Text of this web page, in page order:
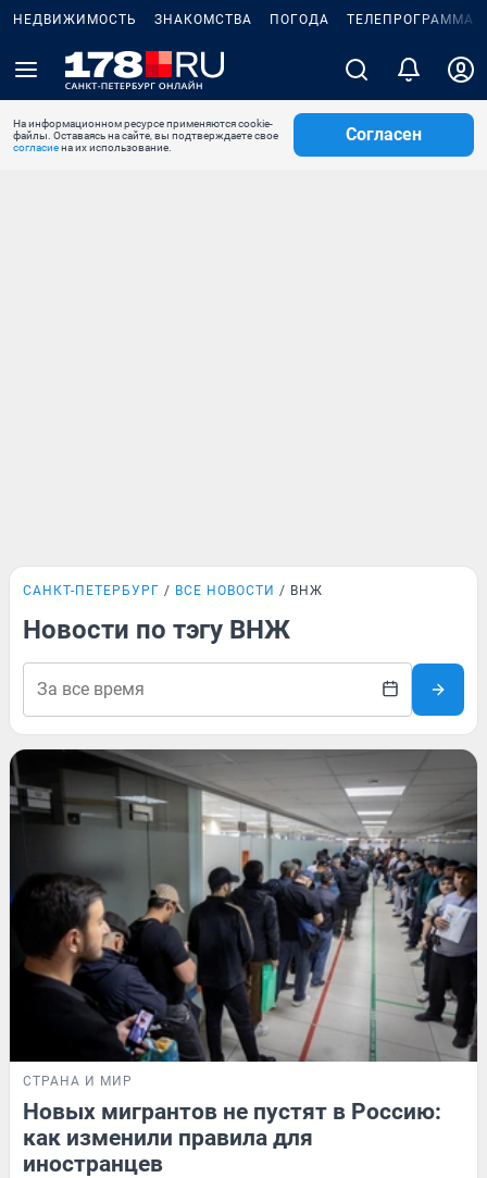
НЕДВИЖИМОСТЬ ЗНАКОМСТВА ПОГОДА ТЕЛЕПРОГРАММА
На информационном ресурсе применяются cookie-
файлы. Оставаясь на сайте, вы подтверждаете свое
согласиена их использование.
Согласен
САНКТ-ПЕТЕРБУРГ ВСЕ НОВОСТИ ВНЖ
Новости по тэгу ВНЖ
СТРАНА И МИР
Новых мигрантов не пустят в Россию:
как изменили правила для
иностранцев